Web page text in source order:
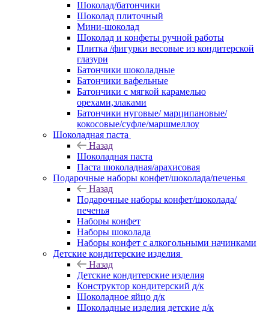
Шоколад/батончики
Шоколад плиточный
Мини-шоколад
Шоколад и конфеты ручной работы
Плитка /фигурки весовые из кондитерской
глазури
Батончики шоколадные
Батончики вафельные
Батончики с мягкой карамелью
орехами,злаками
Батончики нуговые/ марципановые/
кокосовые/суфле/маршмеллоу
Шоколадная паста
Назад
Шоколадная паста
Паста шоколадная/арахисовая
Подарочные наборы конфет/шоколада/печенья
Назад
Подарочные наборы конфет/шоколада/
печенья
Наборы конфет
Наборы шоколада
Наборы конфет с алкогольными начинками
Детские кондитерские изделия
Назад
Детские кондитерские изделия
Конструктор кондитерский д/к
Шоколадное яйцо д/к
Шоколадные изделия детские д/к